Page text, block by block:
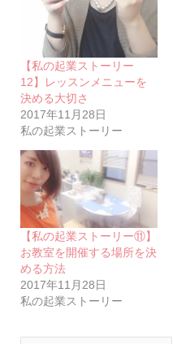
【私の起業ストーリー
12】レッスンメニューを
決める大切さ
2017年11月28日
私の起業ストーリー
【私の起業ストーリー⑪】
お教室を開催する場所を決
める方法
2017年11月28日
私の起業ストーリー